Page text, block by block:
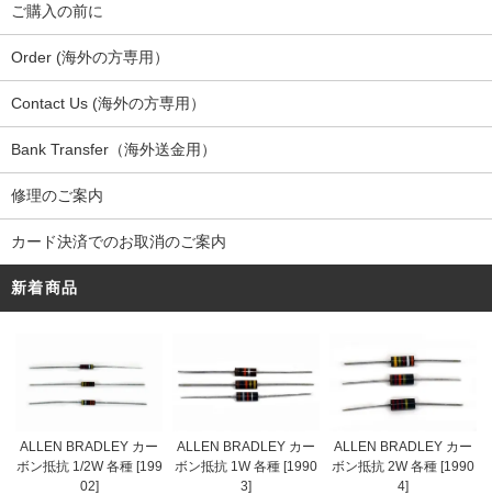
ご購入の前に
Order (海外の方専用）
Contact Us (海外の方専用）
Bank Transfer（海外送金用）
修理のご案内
カード決済でのお取消のご案内
新着商品
ALLEN BRADLEY カー
ボン抵抗 1/2W 各種 [199
02]
ALLEN BRADLEY カー
ボン抵抗 1W 各種 [1990
3]
ALLEN BRADLEY カー
ボン抵抗 2W 各種 [1990
4]